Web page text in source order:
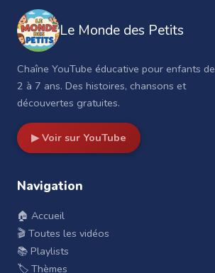
Le Monde des Petits
Chaîne YouTube éducative pour enfants de
2 à 7 ans. Des histoires, chansons et
découvertes gratuites.
▶ Voir sur YouTube
Navigation
🏠 Accueil
🎬 Toutes les vidéos
📚 Playlists
🏷️ Thèmes